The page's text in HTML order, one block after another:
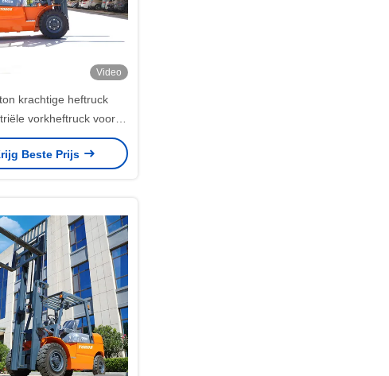
Video
krachtige heftruck
vorkheftruck voor
logistiek
Beste Prijs